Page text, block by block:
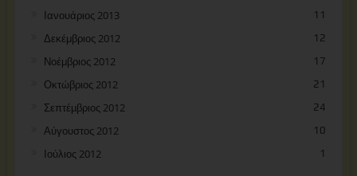
Ιανουάριος 2013 11
Δεκέμβριος 2012 12
Νοέμβριος 2012 17
Οκτώβριος 2012 21
Σεπτέμβριος 2012 24
Αύγουστος 2012 10
Ιούλιος 2012 1